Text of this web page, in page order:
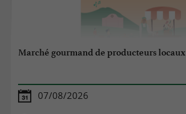
Marché gourmand de producteurs locaux
07/08/2026